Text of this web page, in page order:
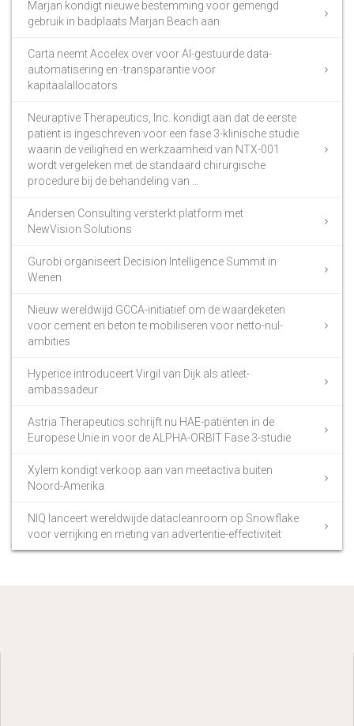
Marjan kondigt nieuwe bestemming voor gemengd
gebruik in badplaats Marjan Beach aan
Carta neemt Accelex over voor AI-gestuurde data-
automatisering en -transparantie voor
kapitaalallocators
Neuraptive Therapeutics, Inc. kondigt aan dat de eerste
patiënt is ingeschreven voor een fase 3-klinische studie
waarin de veiligheid en werkzaamheid van NTX-001
wordt vergeleken met de standaard chirurgische
procedure bij de behandeling van …
Andersen Consulting versterkt platform met
NewVision Solutions
Gurobi organiseert Decision Intelligence Summit in
Wenen
Nieuw wereldwijd GCCA-initiatief om de waardeketen
voor cement en beton te mobiliseren voor netto-nul-
ambities
Hyperice introduceert Virgil van Dijk als atleet-
ambassadeur
Astria Therapeutics schrijft nu HAE-patiënten in de
Europese Unie in voor de ALPHA-ORBIT Fase 3-studie
Xylem kondigt verkoop aan van meetactiva buiten
Noord-Amerika
NIQ lanceert wereldwijde datacleanroom op Snowflake
voor verrijking en meting van advertentie-effectiviteit